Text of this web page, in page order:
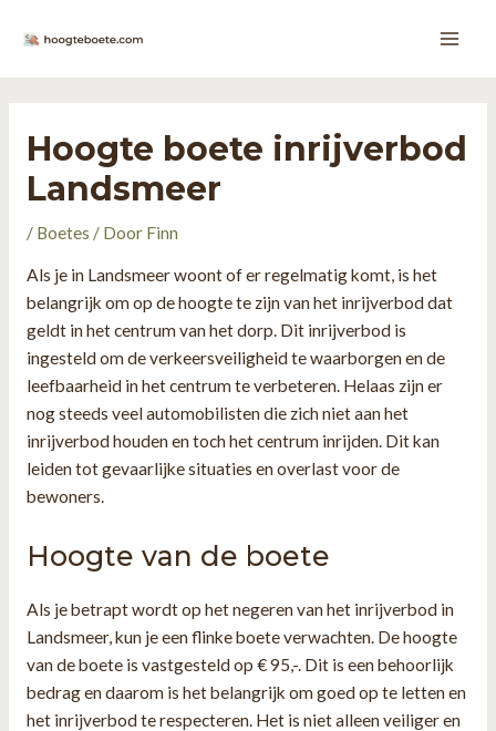
naar
Hoogte boete inrijverbod
Landsmeer
/ Boetes / Door Finn
Als je in Landsmeer woont of er regelmatig komt, is het
belangrijk om op de hoogte te zijn van het inrijverbod dat
geldt in het centrum van het dorp. Dit inrijverbod is
ingesteld om de verkeersveiligheid te waarborgen en de
leefbaarheid in het centrum te verbeteren. Helaas zijn er
nog steeds veel automobilisten die zich niet aan het
inrijverbod houden en toch het centrum inrijden. Dit kan
leiden tot gevaarlijke situaties en overlast voor de
bewoners.
Hoogte van de boete
Als je betrapt wordt op het negeren van het inrijverbod in
Landsmeer, kun je een flinke boete verwachten. De hoogte
van de boete is vastgesteld op € 95,-. Dit is een behoorlijk
bedrag en daarom is het belangrijk om goed op te letten en
het inrijverbod te respecteren. Het is niet alleen veiliger en